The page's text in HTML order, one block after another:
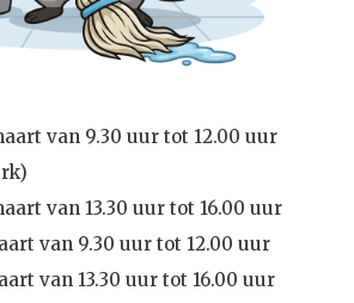
van 9.30 uur tot 12.00 uur
van 13.30 uur tot 16.00 uur
van 9.30 uur tot 12.00 uur
van 13.30 uur tot 16.00 uur